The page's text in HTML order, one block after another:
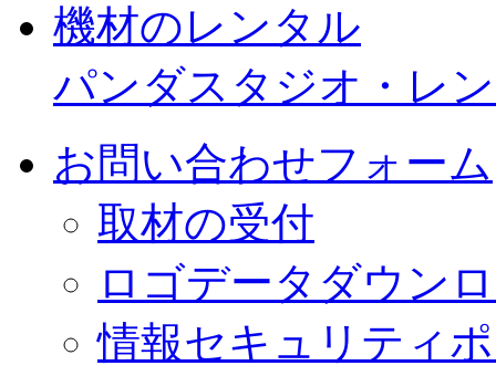
機材のレンタル
パンダスタジオ・レ
お問い合わせフォーム
取材の受付
ロゴデータダウン
情報セキュリティ